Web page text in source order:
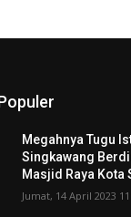
Megahnya Tugu
Singkawang
Masjid Raya Kota
Jumat, 14 April 2023